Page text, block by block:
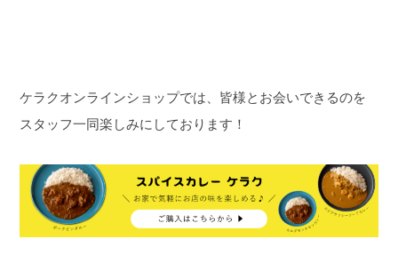
ケラクオンラインショップでは、皆様とお会いできるのを
スタッフ一同楽しみにしております！